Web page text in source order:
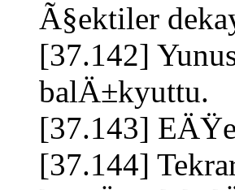
Ã§ektiler
[37.142]
balÄ±kyuttu.
[37.143]
[37.144]